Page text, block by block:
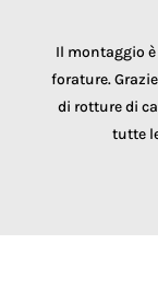
Il montaggio
forature.
di rotture di
tutte